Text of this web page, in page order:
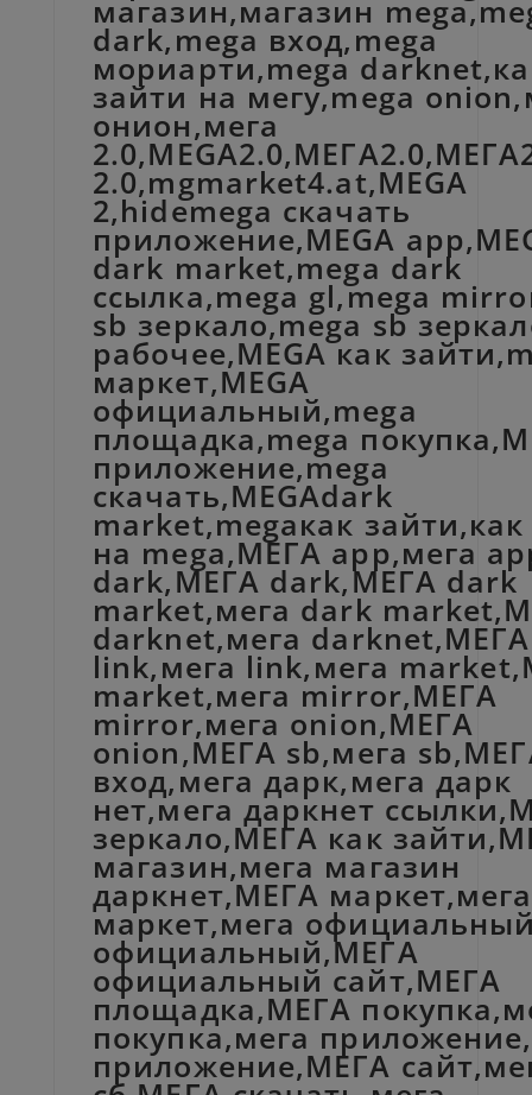
магазин,магазин
dark,mega вход,mega
мориарти,mega
зайти на мегу,mega
онион,мега
2.0,mgmarket4.at,MEGA
2,hidemega скачать
приложение,MEGA
dark market,mega dark
ссылка,mega gl,mega
sb зеркало,mega sb
рабочее,MEGA как
маркет,MEGA
официальный,mega
площадка,mega
приложение,mega
скачать,MEGAdark
market,megaкак
на mega,МЕГА app,мега
dark,МЕГА dark,МЕГА dark
market,мега dark
darknet,мега darknet,МЕГА
link,мега link,мега
market,мега mirror,МЕГА
mirror,мега onion,МЕГА
onion,МЕГА sb,мега
вход,мега дарк,мега дарк
нет,мега даркнет
зеркало,МЕГА как
магазин,мега магазин
даркнет,МЕГА маркет,мега
маркет,мега
официальный,МЕГА
официальный сайт,МЕГА
площадка,МЕГА
покупка,мега
приложение,МЕГА